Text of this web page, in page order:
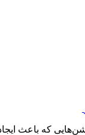
که باعث ایجاد